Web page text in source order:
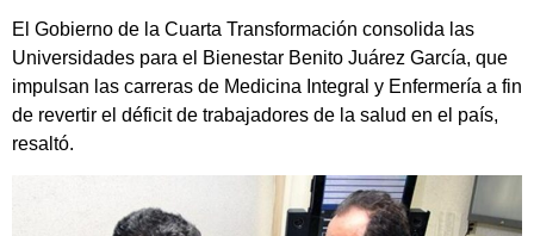
El Gobierno de la Cuarta Transformación consolida las
Universidades para el Bienestar Benito Juárez García, que
impulsan las carreras de Medicina Integral y Enfermería a fin
de revertir el déficit de trabajadores de la salud en el país,
resaltó.